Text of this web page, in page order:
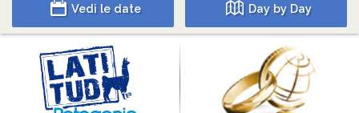
Vedi le date Day by Day